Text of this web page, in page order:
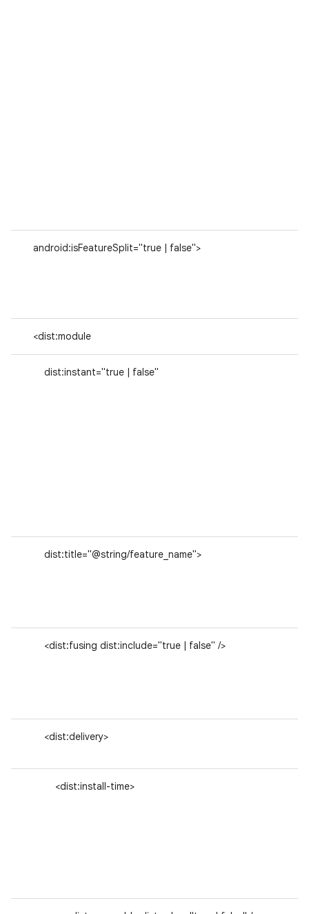
android:isFeatureSplit="true | false">
<dist:module
dist:instant="true | false"
dist:title="@string/feature_name">
<dist:fusing dist:include="true | false" />
<dist:delivery>
<dist:install-time>